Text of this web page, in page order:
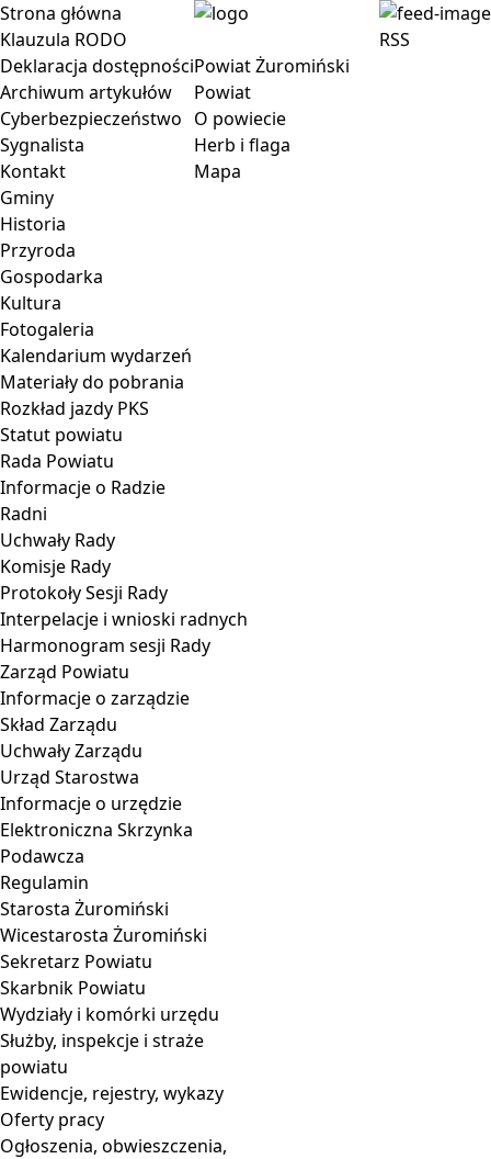
Strona główna
Klauzula RODO
Deklaracja dostępności
Archiwum artykułów
Cyberbezpieczeństwo
Sygnalista
Kontakt
RSS
Powiat Żuromiński
Powiat
O powiecie
Herb i flaga
Mapa
Gminy
Historia
Przyroda
Gospodarka
Kultura
Fotogaleria
Kalendarium wydarzeń
Materiały do pobrania
Rozkład jazdy PKS
Statut powiatu
Rada Powiatu
Informacje o Radzie
Radni
Uchwały Rady
Komisje Rady
Protokoły Sesji Rady
Interpelacje i wnioski radnych
Harmonogram sesji Rady
Zarząd Powiatu
Informacje o zarządzie
Skład Zarządu
Uchwały Zarządu
Urząd Starostwa
Informacje o urzędzie
Elektroniczna Skrzynka
Podawcza
Regulamin
Starosta Żuromiński
Wicestarosta Żuromiński
Sekretarz Powiatu
Skarbnik Powiatu
Wydziały i komórki urzędu
Służby, inspekcje i straże
powiatu
Ewidencje, rejestry, wykazy
Oferty pracy
Ogłoszenia, obwieszczenia,